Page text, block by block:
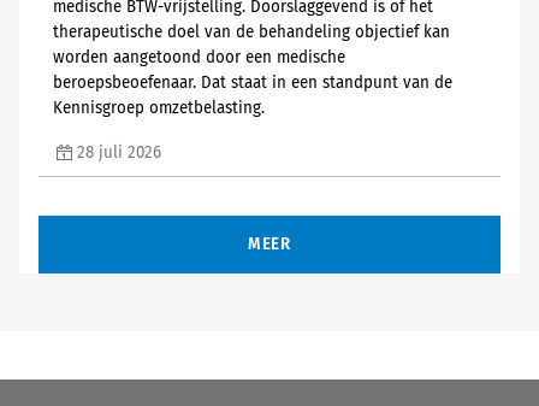
medische BTW-vrijstelling. Doorslaggevend is of het
therapeutische doel van de behandeling objectief kan
worden aangetoond door een medische
beroepsbeoefenaar. Dat staat in een standpunt van de
Kennisgroep omzetbelasting.
28 juli 2026
MEER